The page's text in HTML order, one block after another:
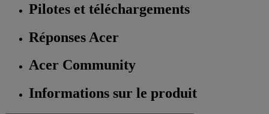
Pilotes et téléchargements
Réponses Acer
Acer Community
Informations sur le produit